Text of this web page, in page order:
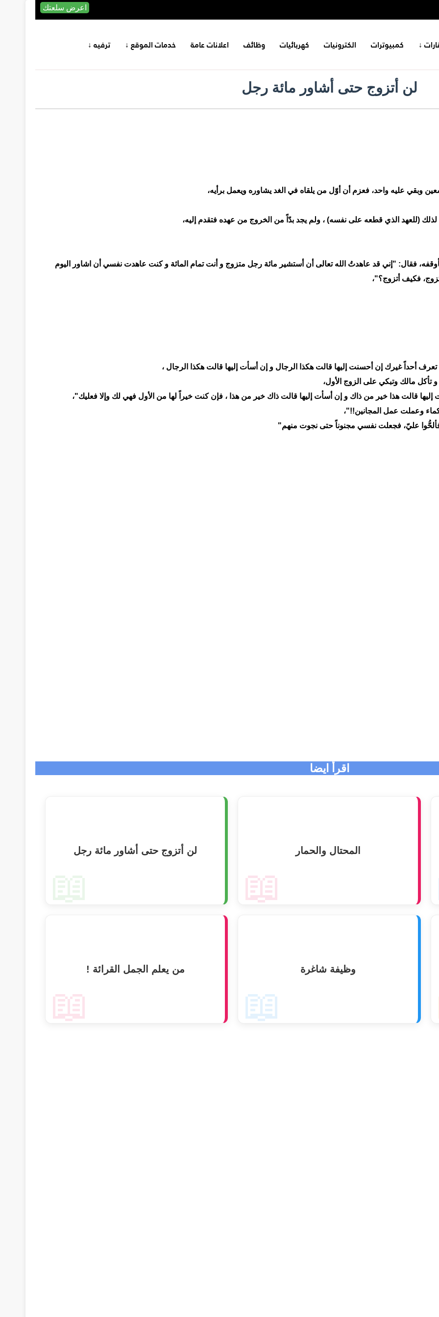
اعرض سلعتك
↓ كمبيوترات الكترونيات كهربائيات وظائف اعلانات عامة خدمات الموقع ↓ ترفيه ↓
لن أتزوج حتى أشاور مائة رجل
وبقي عليه واحد، فعزم أن أوّل من يلقاه في الغد يشاوره ويعمل برأيه،
(للعهد الذي قطعه على نفسه) ، ولم يجد بدّاً من الخروج من عهده فتقدم إليه،
فقال: "إني قد عاهدتُ الله تعالى أن أستشير مائة رجل متزوج و أنت تمام المائة و كنت عاهدت نفسي أن اشاور اليوم
فكيف أتزوج؟"،
تعرف أحداً غيرك إن أحسنت إليها قالت هكذا الرجال و إن أسأت إليها قالت هكذا الرجال ،
تأكل مالك وتبكي على الزوج الأول،
إليها قالت هذا خير من ذاك و إن أسأت إليها قالت ذاك خير من هذا ، فإن كنت خيراً لها من الأول فهي لك وإلا فعليك"،
وعملت عمل المجانين!!"،
فألحُّوا عليّ، فجعلت نفسي مجنوناً حتى نجوت منهم"
اقرأ ايضا
المحتال والحمار
📖
لن أتزوج حتى أشاور مائة رجل
وظيفة شاغرة
📖
من يعلم الجمل القرائة !
📖